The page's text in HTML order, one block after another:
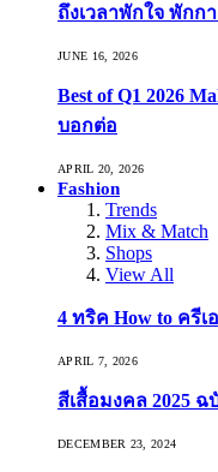
ถึงเวลาพักใจ พักก
JUNE 16, 2026
Best of Q1 2026
บอกต่อ
APRIL 20, 2026
Fashion
Trends
Mix & Match
Shops
View All
4 ทริค How to ครีเ
APRIL 7, 2026
สีเสื้อมงคล 2025 ฉ
DECEMBER 23, 2024